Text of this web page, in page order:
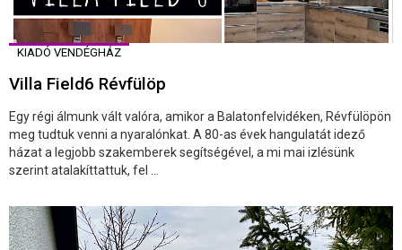
KIADÓ VENDÉGHÁZ
Villa Field6 Révfülöp
Egy régi álmunk vált valóra, amikor a Balatonfelvidéken, Révfülöpön
meg tudtuk venni a nyaralónkat. A 80-as évek hangulatát idező
házat a legjobb szakemberek segítségével, a mi mai izlésünk
szerint atalakíttattuk, fel ...